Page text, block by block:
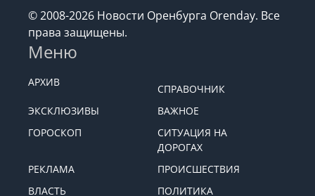
© 2008-2026 Новости Оренбурга Orenday. Все
права защищены.
Меню
АРХИВ
СПРАВОЧНИК
ЭКСКЛЮЗИВЫ
ВАЖНОЕ
ГОРОСКОП
СИТУАЦИЯ НА
ДОРОГАХ
РЕКЛАМА
ПРОИСШЕСТВИЯ
ВЛАСТЬ
ПОЛИТИКА